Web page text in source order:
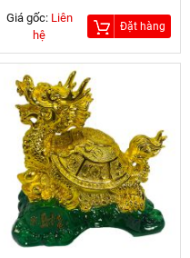
Giá gốc: Liên
hệ
Đặt hàng